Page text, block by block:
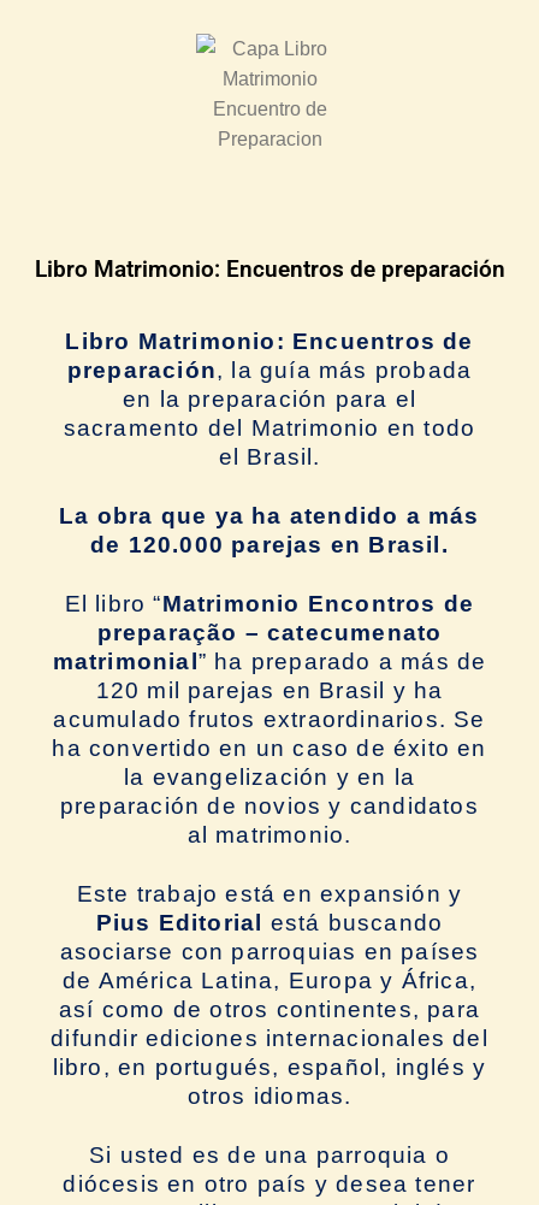
Libro Matrimonio: Encuentros de preparación
Libro Matrimonio: Encuentros de
preparación, la guía más probada
en la preparación para el
sacramento del Matrimonio en todo
el Brasil.
La obra que ya ha atendido a más
de 120.000 parejas en Brasil.
El libro “Matrimonio Encontros de
preparação – catecumenato
matrimonial ” ha preparado a más de
120 mil parejas en Brasil y ha
acumulado frutos extraordinarios. Se
ha convertido en un caso de éxito en
la evangelización y en la
preparación de novios y candidatos
al matrimonio.
Este trabajo está en expansión y
Pius Editorial está buscando
asociarse con parroquias en países
de América Latina, Europa y África,
así como de otros continentes, para
difundir ediciones internacionales del
libro, en portugués, español, inglés y
otros idiomas.
Si usted es de una parroquia o
diócesis en otro país y desea tener